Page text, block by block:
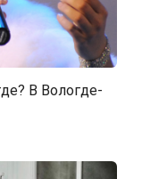
В Вологде-